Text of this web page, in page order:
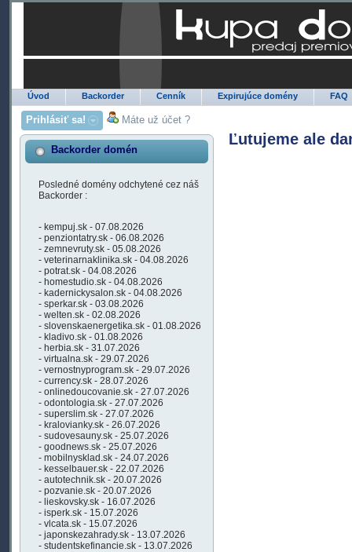
Úvod Backorder Cenník Expirujúce domény FAQ
Prihlásiť sa! Máte už účet ?
Backorder domén
Posledné domény odchytené cez náš
Backorder :
- kempuj.sk - 07.08.2026
- penziontatry.sk - 06.08.2026
- zemnevruty.sk - 05.08.2026
- veterinarnaklinika.sk - 04.08.2026
- potrat.sk - 04.08.2026
- homestudio.sk - 04.08.2026
- kadernickysalon.sk - 04.08.2026
- sperkar.sk - 03.08.2026
- welten.sk - 02.08.2026
- slovenskaenergetika.sk - 01.08.2026
- kladivo.sk - 01.08.2026
- herbia.sk - 31.07.2026
- virtualna.sk - 29.07.2026
- vernostnyprogram.sk - 29.07.2026
- currency.sk - 28.07.2026
- onlinedoucovanie.sk - 27.07.2026
- odontologia.sk - 27.07.2026
- superslim.sk - 27.07.2026
- kralovianky.sk - 26.07.2026
- sudovesauny.sk - 25.07.2026
- goodnews.sk - 25.07.2026
- mobilnysklad.sk - 24.07.2026
- kesselbauer.sk - 22.07.2026
- autotechnik.sk - 20.07.2026
- pozvanie.sk - 20.07.2026
- lieskovsky.sk - 16.07.2026
- isperk.sk - 15.07.2026
- vlcata.sk - 15.07.2026
- japonskezahrady.sk - 13.07.2026
- studentskefinancie.sk - 13.07.2026
Ľutujeme ale